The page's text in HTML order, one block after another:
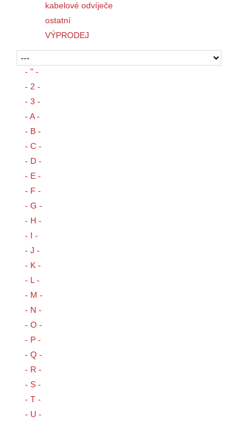
kabelové odvíječe
ostatní
VÝPRODEJ
- " -
- 2 -
- 3 -
- A -
- B -
- C -
- D -
- E -
- F -
- G -
- H -
- I -
- J -
- K -
- L -
- M -
- N -
- O -
- P -
- Q -
- R -
- S -
- T -
- U -